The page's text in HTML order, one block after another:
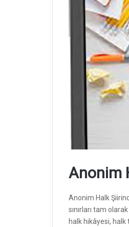
Anonim
Anonim Halk
sınırları tam
halk hikâyesi, halk